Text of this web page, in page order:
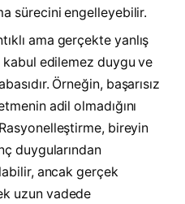
sürecini engelleyebilir.
ama gerçekte yanlış
edilemez duygu ve
Örneğin, başarısız
adil olmadığını
bireyin
duygularından
ancak gerçek
uzun vadede